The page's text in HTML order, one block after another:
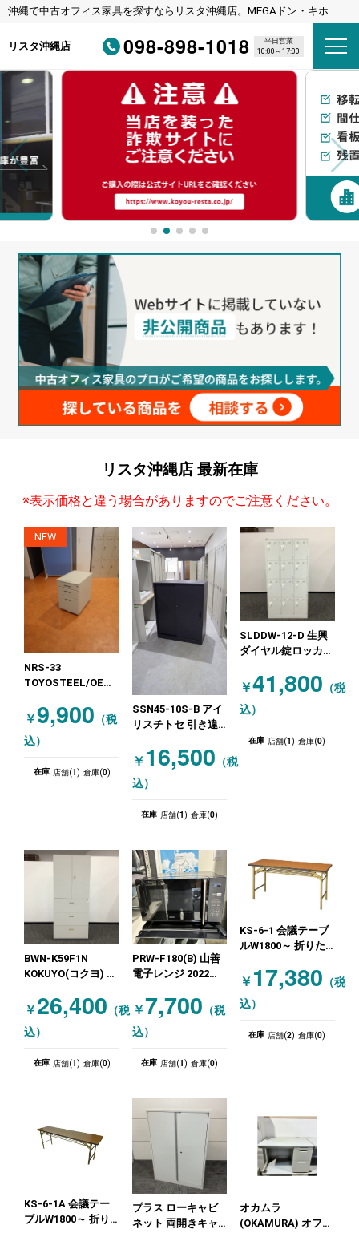
沖縄で中古オフィス家具を探すならリスタ沖縄店。MEGAドン・キホー
リスタ沖縄店
098-898-1018
平日営業
10:00～17:00
リスタ沖縄店 最新在庫
※表示価格と違う場合がありますのでご注意ください。
NEW
NRS-33
TOYOSTEEL/OEM
幌店特価品！ ニュ
ーグレー
￥9,900 （税
込）
在庫 店舗(1) 倉庫(0)
SSN45-10S-B アイ
リスチトセ 引き違
価！
￥ 16,500 （税
込）
在庫 店舗(1) 倉庫(0)
SLDDW-12-D 生興
ダイヤル錠ロッカー
￥41,800 （税
込）
在庫 店舗(1) 倉庫(0)
BWN-K59F1N
KOKUYO(コクヨ) ラ
庫 3段 ニューグレー
￥26,400 （税
込）
在庫 店舗(1 ) 倉庫(0)
PRW-F180(B) 山善
電子レンジ 2022年
￥7,700 （税
込）
在庫 店舗(1 ) 倉庫(0)
KS-6-1 会議テーブ
ルW1800～ 折りた
★沖縄店処分特価!
木目（ブラウン）
￥ 17,380 （税
込）
在庫 店舗(2) 倉庫(0)
KS-6-1A 会議テー
ブルW1800～ 折り
プラス ローキャビ
ネット 両開きキャ
オカムラ
(OKAMURA) オフィ